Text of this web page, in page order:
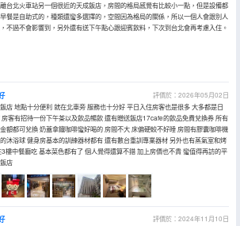
台北火車站另一個很近的天成飯店，房間的格局感覺有比較小一點，但是設備都
餐是自助式的，種類還蠻多選擇的，空間因為格局的關係，所以一個人會跟別人
不過不會影響到，另外還有送下午點心跟迎賓飲料，下次到台北會再考慮入住。
評價於：2026年05月02日
店 地點十分便利 就在北車旁 服務也十分好 平日入住房客也是很多 大多都是日
房客有招待一份下午茶以及飲品暢飲 還有贈送飯店17cafe的飲品免費兌換券 所有
額都可兌換 奶蓋拿鐵咖啡蠻好喝的 房間不大 床偏硬較不好睡 房間有膠囊咖啡機
沐浴球 健身房基本的訓練器材都有 還有數台重訓專業器材 另外也有蒸氣室和烤
3樓中餐廳吃 基本菜色都有了 個人覺得還算不錯 加上房價也不貴 蠻值得再訪的平
店
評價於：2024年11月10日